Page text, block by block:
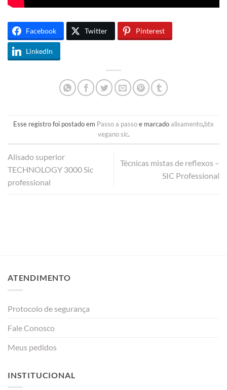
Facebook Twitter Pinterest
LinkedIn
Esse registro foi postado em Passo a passoe marcadoalisamento,btx
vegano sic.
Alisado superior
TECHNOLOGY 3000 Sic
professional
Técnicas mistas de reflexos –
SIC Professional
ATENDIMENTO
Protocolo de segurança
Fale Conosco
Meus pedidos
INSTITUCIONAL